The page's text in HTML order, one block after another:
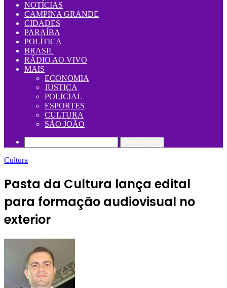
NOTÍCIAS
CAMPINA GRANDE
CIDADES
PARAÍBA
POLÍTICA
BRASIL
RÁDIO AO VIVO
MAIS
ECONOMIA
JUSTIÇA
POLICIAL
ESPORTES
CULTURA
SÃO JOÃO
Cultura
Pasta da Cultura lança edital
para formação audiovisual no
exterior